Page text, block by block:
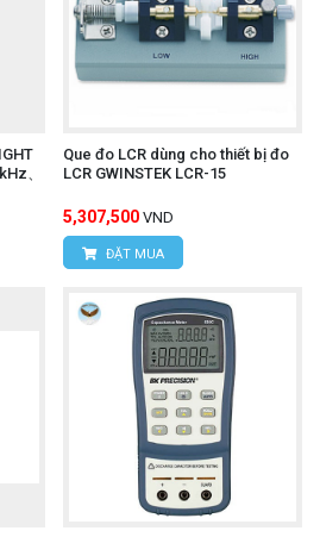
、
Que đo LCR dùng cho thiết bị đo
LCR GWINSTEK LCR-15
5,307,500 VND
ĐẶT MUA